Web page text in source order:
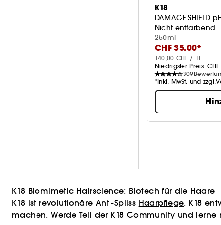
K18
DAMAGE SHIELD
Nicht entfärbend
250ml
CHF 35.00*
140,00 CHF / 1L
Niedrigster Preis :CHF
309
*Inkl. MwSt. und
K18 Biomimetic Hairscience: Biotech für die Haare
K18 ist revolutionäre Anti-Spliss Haarpflege. K18
machen. Werde Teil der K18 Community und